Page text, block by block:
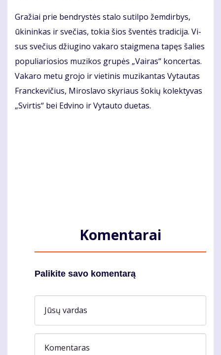
Gra­žiai prie ben­drys­tės sta­lo su­til­po žem­dir­bys,
ūki­nin­kas ir sve­čias, to­kia šios šven­tės tra­di­ci­ja. Vi­
sus sve­čius džiu­gi­no va­ka­ro staig­me­na ta­pęs ša­lies
po­pu­lia­rio­sios mu­zi­kos gru­pės „Vai­ras“ kon­cer­tas.
Va­ka­ro me­tu gro­jo ir vie­ti­nis mu­zi­kan­tas Vy­tau­tas
Franc­ke­vi­čius, Miroslavo skyriaus šokių kolek­tyvas
„Svirtis“ bei Edvino ir Vytau­to duetas.
Komentarai
Palikite savo komentarą
Jūsų vardas
Komentaras